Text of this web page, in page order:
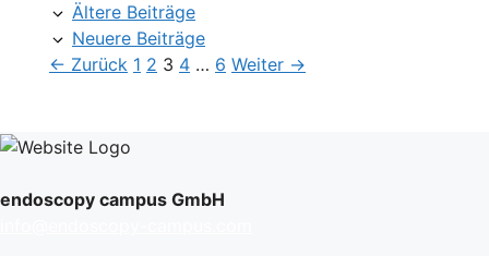
Ältere Beiträge
Neuere Beiträge
← Zurück Seite
1 Seite
2 Seite
3 Seite
4 … Seite
6 Weiter →
endoscopy campus GmbH